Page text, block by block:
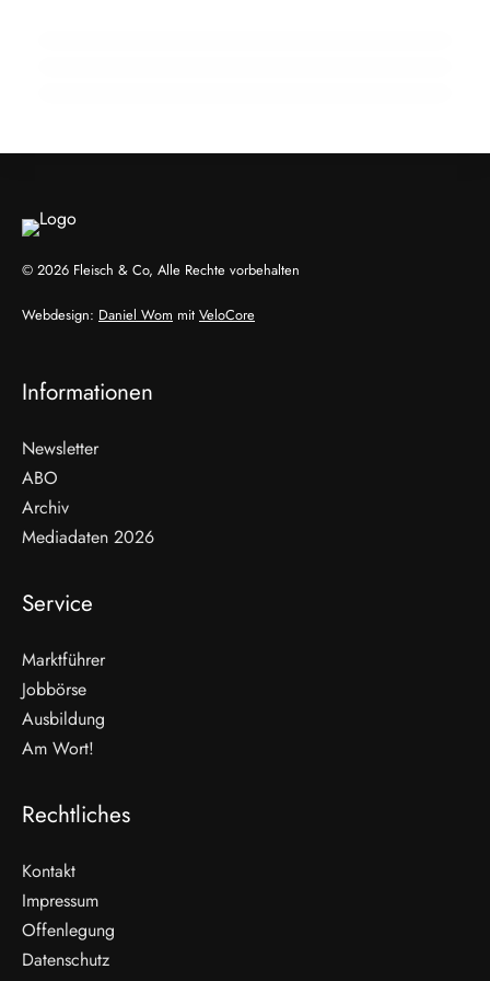
WEITERLESEN
Nicht verpassen
© 2026 Fleisch & Co, Alle Rechte vorbehalten
Webdesign: Daniel Wom mit VeloCore
Informationen
Newsletter
ABO
Archiv
Mediadaten 2026
Service
Marktführer
Jobbörse
Ausbildung
Am Wort!
Rechtliches
Kontakt
Impressum
Offenlegung
Datenschutz